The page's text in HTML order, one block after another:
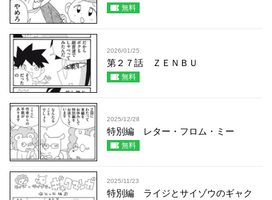
無料
2026/01/25
第２７話 ＺＥＮＢＵ
無料
2025/12/28
特別編 レター・フロム・ミー
無料
2025/11/23
特別編 ライジとサイゾウのギャク